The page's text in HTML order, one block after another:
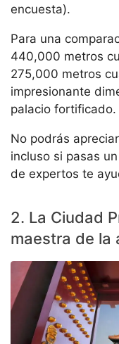
encuesta).
Para una
440,000 metros
275,000 metros
impresionante
palacio fortificado.
No podrás
incluso si pasas
de expertos te
2. La Ciudad
maestra de la